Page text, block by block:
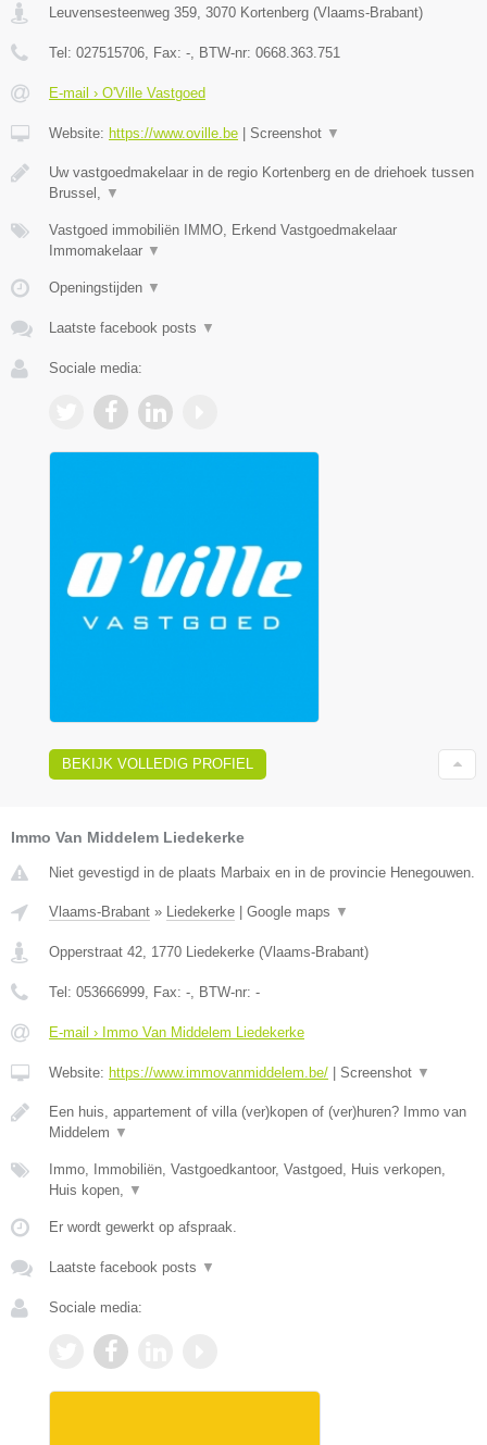
Leuvensesteenweg 359, 3070 Kortenberg (Vlaams-Brabant)
Tel: 027515706, Fax: -, BTW-nr: 0668.363.751
E-mail › O'Ville Vastgoed
Website: https://www.oville.be Screenshot ▼
Uw vastgoedmakelaar in de regio Kortenberg en de driehoek tussen
Brussel, ▼
Vastgoed immobiliën IMMO, Erkend Vastgoedmakelaar
Immomakelaar ▼
Openingstijden ▼
Laatste facebook posts ▼
Sociale media:
BEKIJK VOLLEDIG PROFIEL
Immo Van Middelem Liedekerke
Niet gevestigd in de plaats Marbaix en in de provincie Henegouwen.
Vlaams-Brabant » Liedekerke Google maps ▼
Opperstraat 42 1770 Liedekerke (Vlaams-Brabant)
Tel: 053666999 , Fax: - , BTW-nr: -
E-mail › Immo Van Middelem Liedekerke
Website: https://www.immovanmiddelem.be/ Screenshot ▼
Een huis, appartement of villa (ver)kopen of (ver)huren? Immo van
Middelem ▼
Immo, Immobiliën, Vastgoedkantoor, Vastgoed, Huis verkopen,
Huis kopen,
▼
Er wordt gewerkt op afspraak.
Laatste facebook posts ▼
Sociale media: